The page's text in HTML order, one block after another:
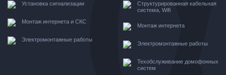
Установка сигнализации
Монтаж интернета и СКС
Электромонтажные работы
Структурированная кабельная
система, Wifi
Монтаж интернета
Электромонтажные работы
Техобслуживание домофонных
систем